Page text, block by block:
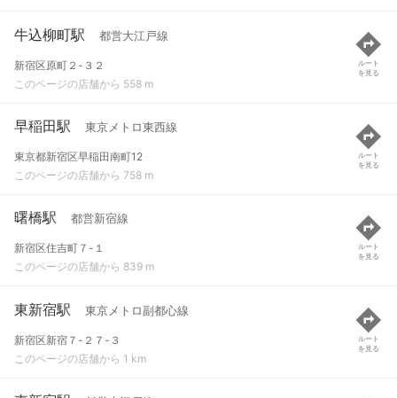
牛込柳町駅 都営大江戸線
新宿区原町２-３２
このページの店舗から 558 m
ルート
を見る
早稲田駅 東京メトロ東西線
東京都新宿区早稲田南町12
このページの店舗から 758 m
ルート
を見る
曙橋駅 都営新宿線
新宿区住吉町７-１
このページの店舗から 839 m
ルート
を見る
東新宿駅 東京メトロ副都心線
新宿区新宿７-２７-３
このページの店舗から 1 km
ルート
を見る